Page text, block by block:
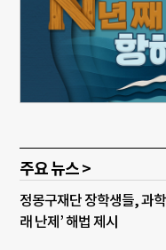
주요 뉴스 >
정몽구재단 장학생들, 과학
래 난제’ 해법 제시